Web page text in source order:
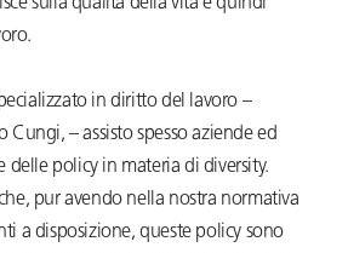
in diritto del lavoro –
Cungi, – assisto spesso aziende ed
delle policy in materia di diversity.
pur avendo nella nostra normativa
a disposizione, queste policy sono